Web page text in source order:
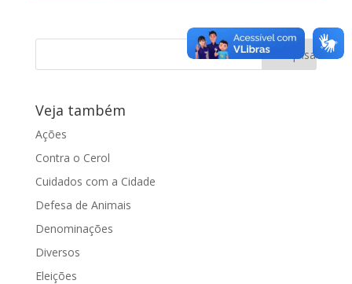
PROJETO DE LEI Nº 214/08. Denomina
Rua GUILHERME DE CAMARGO IOST,
Veja também
Ações
Contra o Cerol
Cuidados com a Cidade
Defesa de Animais
Denominações
Diversos
Eleições